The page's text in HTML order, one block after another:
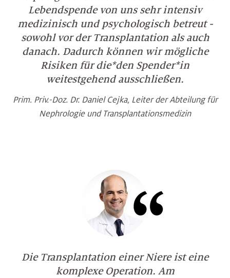
Lebendspende von uns sehr intensiv
medizinisch und psychologisch betreut -
sowohl vor der Transplantation als auch
danach. Dadurch können wir mögliche
Risiken für die*den Spender*in
weitestgehend ausschließen.
Prim. Priv.-Doz. Dr. Daniel Cejka, Leiter der Abteilung für
Nephrologie und Transplantationsmedizin
Die Transplantation einer Niere ist eine
komplexe Operation. Am